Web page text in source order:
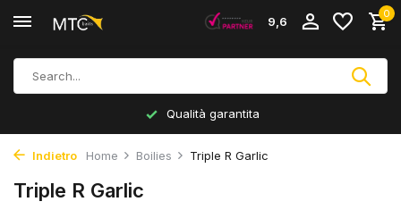
9,6
0
Qualità garantita
Indietro Home Boilies Triple R Garlic
Triple R Garlic